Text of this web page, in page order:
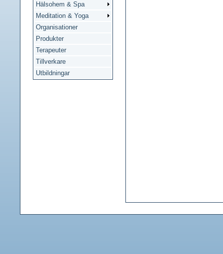
Hälsohem & Spa
Meditation & Yoga
Organisationer
Produkter
Terapeuter
Tillverkare
Utbildningar